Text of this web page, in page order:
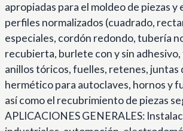
apropiadas para el moldeo de piezas y
perfiles normalizados (cuadrado,
especiales, cordón redondo, tubería
recubierta, burlete con y sin adhesivo,
anillos tóricos, fuelles, retenes, juntas
hermético para autoclaves, hornos y
así como el recubrimiento de piezas
APLICACIONES GENERALES: